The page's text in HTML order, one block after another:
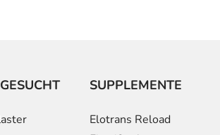
SUPPLEMENTE
Elotrans Reload